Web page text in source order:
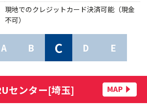
現地でのクレジットカード決済可能（現金
不可）
A B C D E
センター[埼玉]